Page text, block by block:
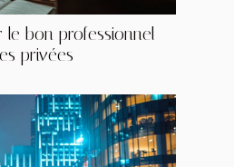
le bon professionnel
privées